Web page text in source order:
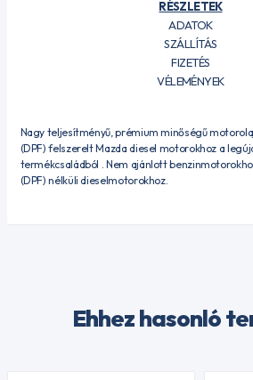
RÉSZLETEK
ADATOK
SZÁLLÍTÁS
FIZETÉS
VÉLEMÉNYEK
Nagy teljesítményű, prémium minőségű
(DPF) felszerelt Mazda diesel motorokhoz a
termékcsaládból . Nem ajánlott
(DPF) nélküli dieselmotorokhoz.
Ehhez hasonló